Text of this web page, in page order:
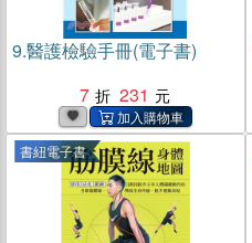
9.醫護檢驗手冊(電子書)
7
231
書紐電子書